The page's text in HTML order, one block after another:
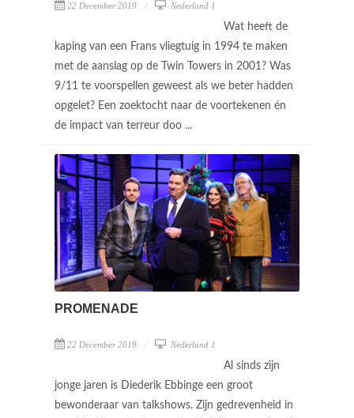
22 December 2019 Nederland 1
Wat heeft de
kaping van een Frans vliegtuig in 1994 te maken
met de aanslag op de Twin Towers in 2001? Was
9/11 te voorspellen geweest als we beter hadden
opgelet? Een zoektocht naar de voortekenen én
de impact van terreur doo ...
PROMENADE
22 December 2019 Nederland 1
Al sinds zijn
jonge jaren is Diederik Ebbinge een groot
bewonderaar van talkshows. Zijn gedrevenheid in